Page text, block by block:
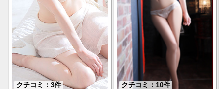
クチコミ：3件
クチコミ：10件